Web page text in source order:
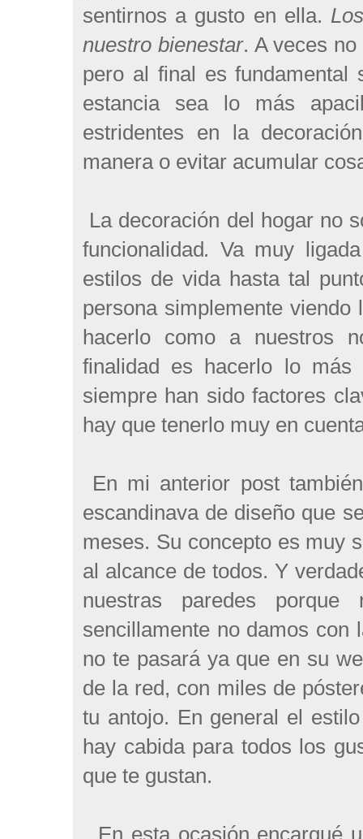
sentirnos a gusto en ella.
nuestro bienestar. A veces
pero al final es fundamental
estancia sea lo más
estridentes en la
manera o evitar acumular
La decoración del hogar no
funcionalidad. Va muy
estilos de vida hasta tal
persona simplemente
hacerlo como a nuestros
finalidad es hacerlo lo más
siempre han sido factores
hay que tenerlo muy en
En mi anterior post
escandinava de diseño que
meses. Su concepto es muy
al alcance de todos. Y
nuestras paredes
sencillamente no damos con
no te pasará ya que en su
de la red, con miles de
tu antojo. En general el
hay cabida para todos los
que te gustan.